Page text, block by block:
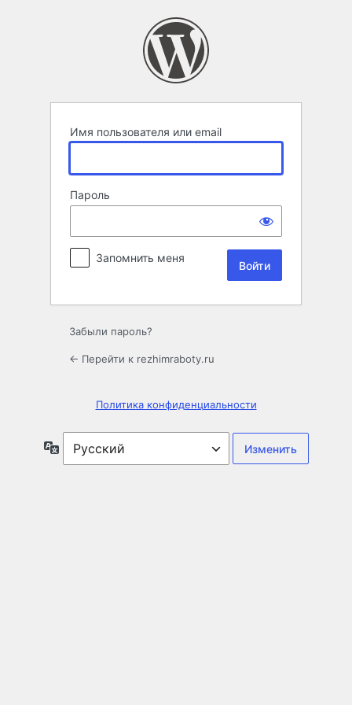
Имя пользователя или email
Пароль
Запомнить меня
Забыли пароль?
← Перейти к rezhimraboty.ru
Политика конфиденциальности
Язык